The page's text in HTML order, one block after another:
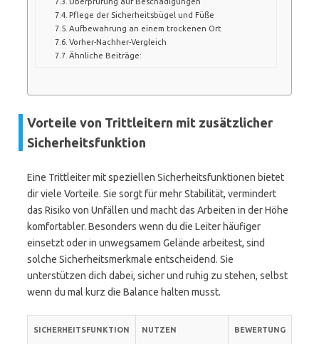
Pflege der Sicherheitsbügel und Füße
Aufbewahrung an einem trockenen Ort
Vorher-Nachher-Vergleich
Ähnliche Beiträge:
Vorteile von Trittleitern mit zusätzlicher
Sicherheitsfunktion
Eine Trittleiter mit speziellen Sicherheitsfunktionen bietet
dir viele Vorteile. Sie sorgt für mehr Stabilität, vermindert
das Risiko von Unfällen und macht das Arbeiten in der Höhe
komfortabler. Besonders wenn du die Leiter häufiger
einsetzt oder in unwegsamem Gelände arbeitest, sind
solche Sicherheitsmerkmale entscheidend. Sie
unterstützen dich dabei, sicher und ruhig zu stehen, selbst
wenn du mal kurz die Balance halten musst.
SICHERHEITSFUNKTION NUTZEN BEWERTUNG